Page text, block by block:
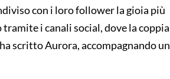
con i loro follower la gioia più
i canali social, dove la coppia
scritto Aurora, accompagnando un